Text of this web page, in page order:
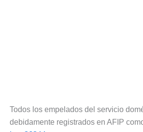
Todos los empelados del servicio
debidamente registrados en AFIP